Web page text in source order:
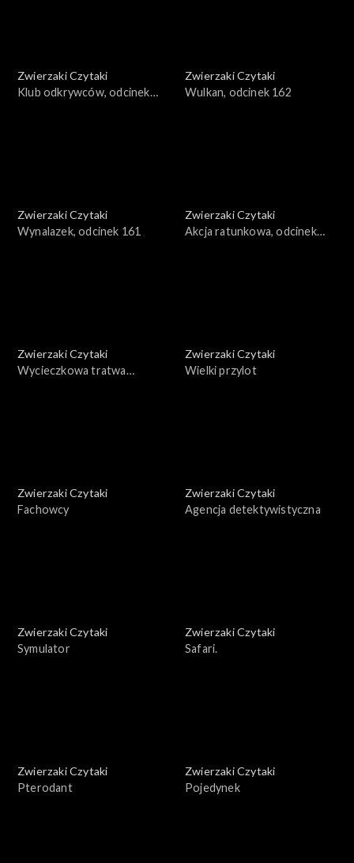
Zwierzaki Czytaki
Klub odkrywców, odcinek
Zwierzaki Czytaki
Wulkan, odcinek 162
Zwierzaki Czytaki
Wynalazek, odcinek 161
Zwierzaki Czytaki
Akcja ratunkowa, odcinek
Zwierzaki Czytaki
Wycieczkowa tratwa
Zwierzaki Czytaki
Wielki przylot
Zwierzaki Czytaki
Fachowcy
Zwierzaki Czytaki
Agencja detektywistyczna
Zwierzaki Czytaki
Symulator
Zwierzaki Czytaki
Safari.
Zwierzaki Czytaki
Pterodant
Zwierzaki Czytaki
Pojedynek